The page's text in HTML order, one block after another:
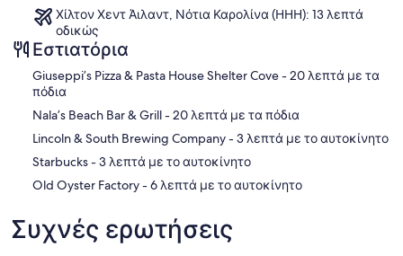
Χίλτον Χεντ Άιλαντ, Νότια Καρολίνα (HHH): 13 λεπτά
οδικώς
Εστιατόρια
‪Giuseppi’s Pizza & Pasta House Shelter Cove - ‬20 λεπτά με τα
πόδια
‪Nala’s Beach Bar & Grill - ‬20 λεπτά με τα πόδια
‪Lincoln & South Brewing Company - ‬3 λεπτά με το αυτοκίνητο
‪Starbucks - ‬3 λεπτά με το αυτοκίνητο
‪Old Oyster Factory - ‬6 λεπτά με το αυτοκίνητο
Συχνές ερωτήσεις